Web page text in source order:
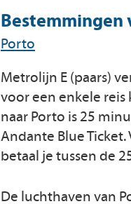
Porto
Metrolijn E (paars)
voor een enkele
naar Porto is 25
Andante Blue
betaal je tussen de
De luchthaven van